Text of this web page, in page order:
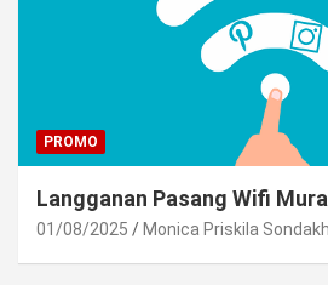
PROMO
Langganan Pasang Wifi
01/08/2025 Monica Priskila Sondakh